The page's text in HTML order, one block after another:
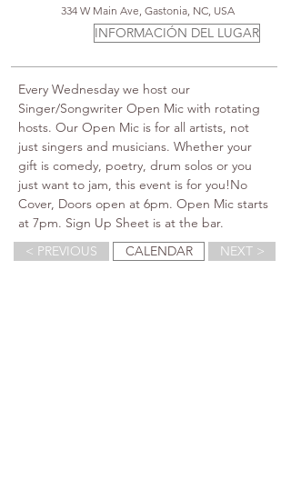
334 W Main Ave, Gastonia, NC, USA
INFORMACIÓN DEL LUGAR
Every Wednesday we host our
Singer/Songwriter Open Mic with rotating
hosts. Our Open Mic is for all artists, not
just singers and musicians. Whether your
gift is comedy, poetry, drum solos or you
just want to jam, this event is for you!No
Cover, Doors open at 6pm. Open Mic starts
at 7pm. Sign Up Sheet is at the bar.
< PREVIOUS
CALENDAR NEXT >